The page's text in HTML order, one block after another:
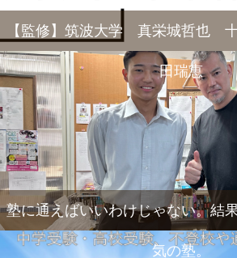
【監修】筑波大学 真栄城哲也
田瑞恵
塾に通えばいいわけじゃない。結
気の塾。